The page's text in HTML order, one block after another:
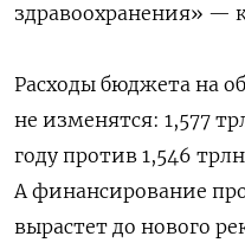
здравоохранения» —
Расходы бюджета на
не изменятся: 1,577
году против 1,546
А финансирование
вырастет до нового